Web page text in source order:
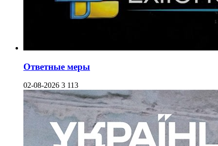
Ответные меры
02-08-2026 3 113